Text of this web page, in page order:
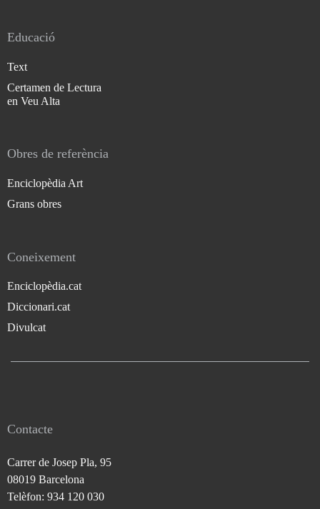
Educació
Text
Certamen de Lectura
en Veu Alta
Obres de referència
Enciclopèdia Art
Grans obres
Coneixement
Enciclopèdia.cat
Diccionari.cat
Divulcat
Contacte
Carrer de Josep Pla, 95
08019 Barcelona
Telèfon: 934 120 030